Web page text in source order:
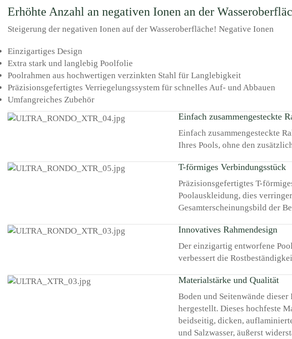
Erhöhte Anzahl an negativen Ionen an der
Steigerung der negativen Ionen auf der Wasseroberfläche! Negative Ionen
Einzigartiges Design
Extra stark und langlebig Poolfolie
Poolrahmen aus hochwertigen verzinkten Stahl für Langlebigkeit
Präzisionsgefertigtes Verriegelungssystem für schnelles Auf- und Abbauen
Umfangreiches Zubehör
Einfach zusammengesteckte
Einfach zusammengesteckte
Ihres Pools, ohne den
T-förmiges Verbindungsstück
Präzisionsgefertigtes T-
Poolauskleidung, dies
Gesamterscheinungsbild der
Innovatives Rahmendesign
Der einzigartig entworfene
verbessert die
Materialstärke und Qualität
Boden und Seitenwände
hergestellt. Dieses hochfeste
beidseitig, dicken,
und Salzwasser, äußerst